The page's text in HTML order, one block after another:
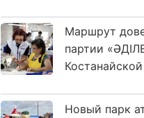
Маршрут
партии
Новый парк